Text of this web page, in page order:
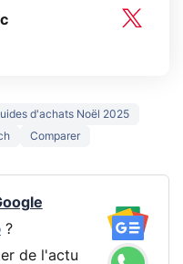
d'achats Noël 2025
Comparer
?
de l'actu